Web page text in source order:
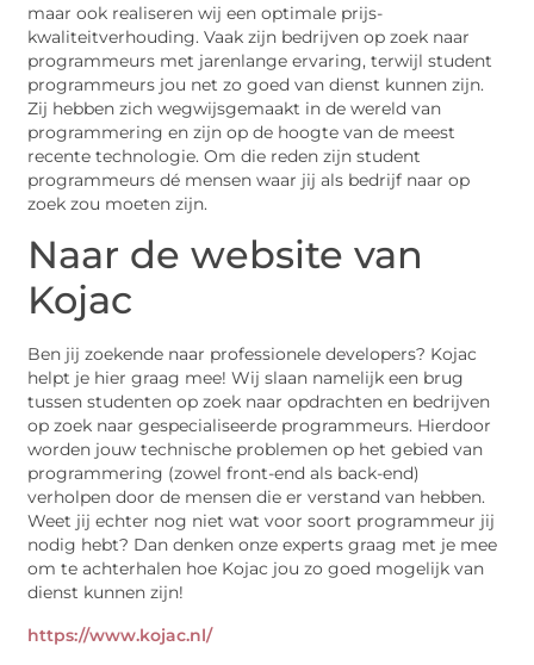
maar ook realiseren wij een optimale prijs-
kwaliteitverhouding. Vaak zijn bedrijven op zoek naar
programmeurs met jarenlange ervaring, terwijl student
programmeurs jou net zo goed van dienst kunnen zijn.
Zij hebben zich wegwijsgemaakt in de wereld van
programmering en zijn op de hoogte van de meest
recente technologie. Om die reden zijn student
programmeurs dé mensen waar jij als bedrijf naar op
zoek zou moeten zijn.
Naar de website van
Kojac
Ben jij zoekende naar professionele developers? Kojac
helpt je hier graag mee! Wij slaan namelijk een brug
tussen studenten op zoek naar opdrachten en bedrijven
op zoek naar gespecialiseerde programmeurs. Hierdoor
worden jouw technische problemen op het gebied van
programmering (zowel front-end als back-end)
verholpen door de mensen die er verstand van hebben.
Weet jij echter nog niet wat voor soort programmeur jij
nodig hebt? Dan denken onze experts graag met je mee
om te achterhalen hoe Kojac jou zo goed mogelijk van
dienst kunnen zijn!
https://www.kojac.nl/